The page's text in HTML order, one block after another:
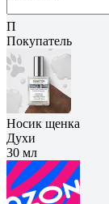
П
Покупатель
Носик щенка
Духи
30 мл